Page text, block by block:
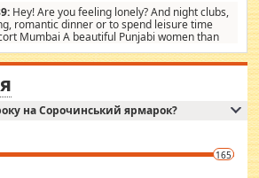
сум і нічого іншого. Не чекайте і не
суму, яку ви хочете подати, і ми
варіантами. зв'яжіться з нами
Вам потрібні термінові
Hey! Are you feeling lonely? And night clubs,
romantic dinner or to spend leisure time
Mumbai A beautiful Punjabi women than
arms that you guys feel like 5 star luxury
in their search for loved solitaire free
figure and shapely body shapes.
truthful, friendly and cheerful girl.
can see the latest pictures of her body and the
Sakshi Mirchandani health and figure
yourself fit and regularly go to the health
на Сорочинський ярмарок?
165